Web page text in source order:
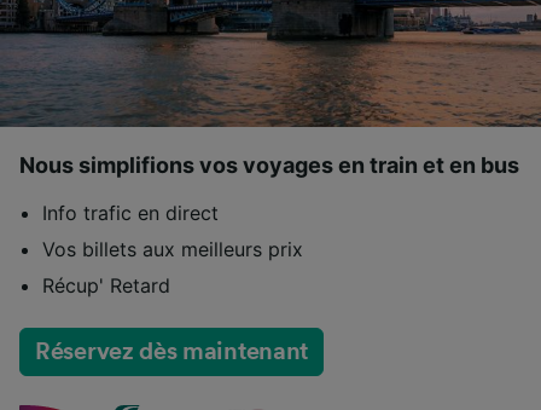
Nous simplifions vos voyages en train et en bus
Info trafic en direct
Vos billets aux meilleurs prix
Récup' Retard
Réservez dès maintenant